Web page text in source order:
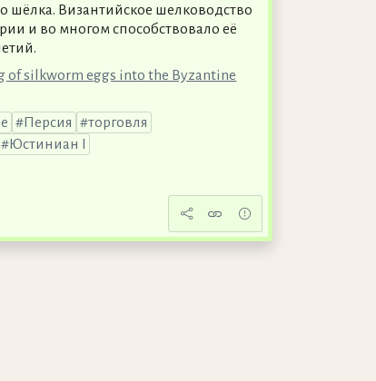
шёлка. Византийское шелководство
и во многом способствовало её
of silkworm eggs into the Byzantine
Персия
торговля
Юстиниан I